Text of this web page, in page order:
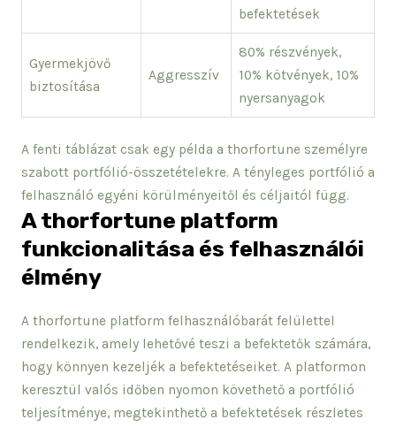
befektetések
Gyermekjövő
biztosítása
Aggresszív
80% részvények,
10% kötvények, 10%
nyersanyagok
A fenti táblázat csak egy példa a thorfortune személyre
szabott portfólió-összetételekre. A tényleges portfólió a
felhasználó egyéni körülményeitől és céljaitól függ.
A thorfortune platform
funkcionalitása és felhasználói
élmény
A thorfortune platform felhasználóbarát felülettel
rendelkezik, amely lehetővé teszi a befektetők számára,
hogy könnyen kezeljék a befektetéseiket. A platformon
keresztül valós időben nyomon követhető a portfólió
teljesítménye, megtekinthető a befektetések részletes